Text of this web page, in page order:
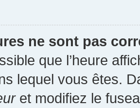
ne sont pas
que l’heure
lequel vous êtes.
et modifiez le